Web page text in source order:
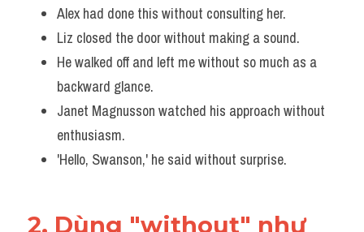
Alex had done this without consulting her.
Liz closed the door without making a sound.
He walked off and left me without so much as a
backward glance.
Janet Magnusson watched his approach without
enthusiasm.
'Hello, Swanson,' he said without surprise.
2. Dùng "without" như